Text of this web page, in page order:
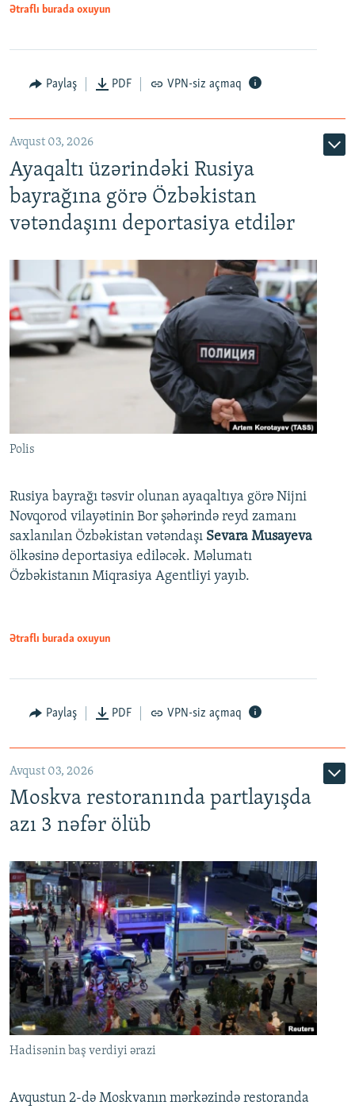
Ətraflı burada oxuyun
Paylaş PDF VPN-siz açmaq
Avqust 03, 2026
Ayaqaltı üzərindəki Rusiya
bayrağına görə Özbəkistan
vətəndaşını deportasiya etdilər
Polis
Rusiya bayrağı təsvir olunan ayaqaltıya görə Nijni
Novqorod vilayətinin Bor şəhərində reyd zamanı
saxlanılan Özbəkistan vətəndaşı Sevara Musayeva
ölkəsinə deportasiya ediləcək. Məlumatı
Özbəkistanın Miqrasiya Agentliyi yayıb.
Ətraflı burada oxuyun
Paylaş PDF VPN-siz açmaq
Avqust 03, 2026
Moskva restoranında partlayışda
azı 3 nəfər ölüb
Hadisənin baş verdiyi ərazi
Avqustun 2-də Moskvanın mərkəzində restoranda